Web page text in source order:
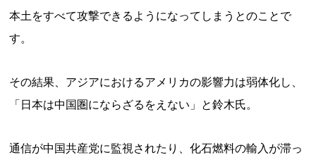
本土をすべて攻撃できるようになってしまうとのことで
す。
その結果、アジアにおけるアメリカの影響力は弱体化し、
「日本は中国圏にならざるをえない」と鈴木氏。
通信が中国共産党に監視されたり、化石燃料の輸入が滞っ